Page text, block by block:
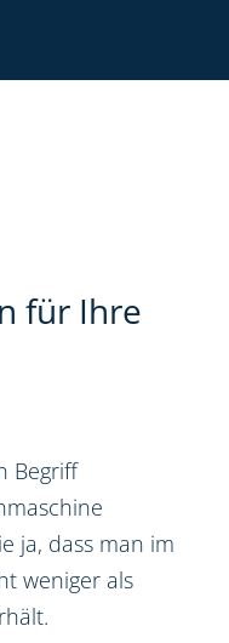
für Ihre
Begriff
ja, dass man im
weniger als